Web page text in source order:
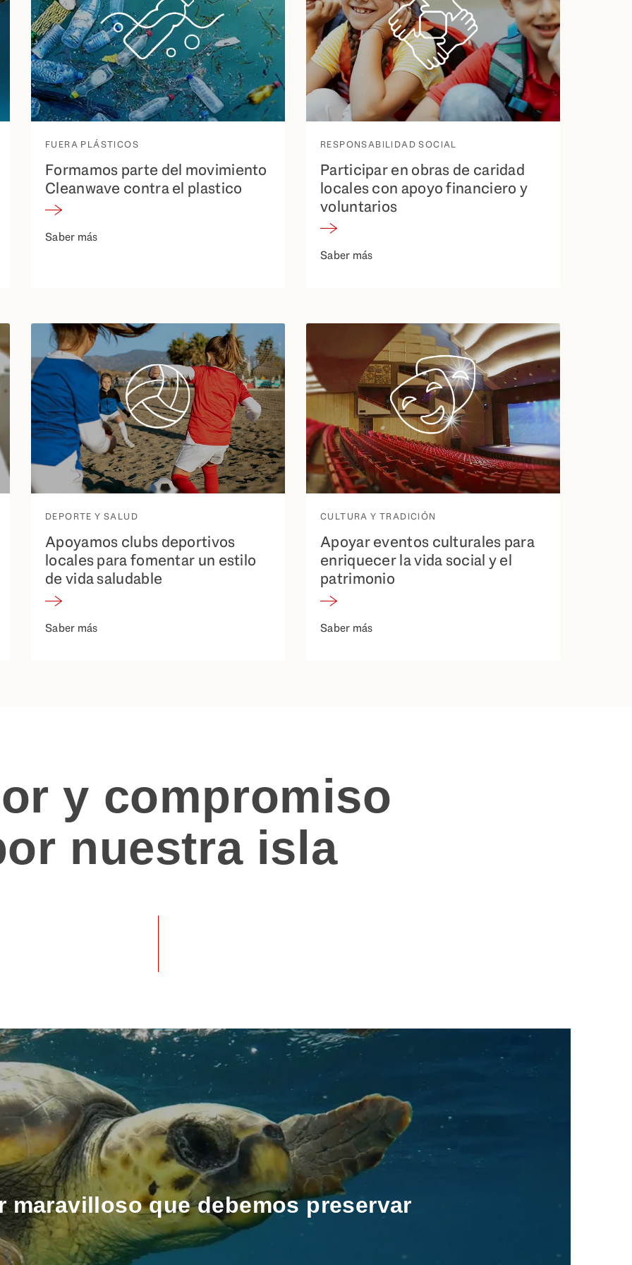
FUERA PLÁSTICOS
Formamos parte del movimiento
Cleanwave contra el plastico
Saber más
RESPONSABILIDAD SOCIAL
Participar en obras de caridad
locales con apoyo financiero y
voluntarios
Saber más
DEPORTE Y SALUD
Apoyamos clubs deportivos
locales para fomentar un estilo
de vida saludable
Saber más
CULTURA Y TRADICIÓN
Apoyar eventos culturales para
enriquecer la vida social y el
patrimonio
Saber más
y compromiso
nuestra isla
maravilloso que debemos preservar